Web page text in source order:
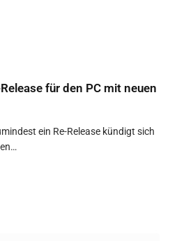
für den PC mit neuen
ein Re-Release kündigt sich